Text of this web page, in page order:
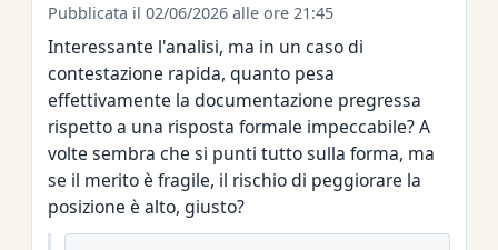
Pubblicata il 02/06/2026 alle ore 21:45
Interessante l'analisi, ma in un caso di
contestazione rapida, quanto pesa
effettivamente la documentazione pregressa
rispetto a una risposta formale impeccabile? A
volte sembra che si punti tutto sulla forma, ma
se il merito è fragile, il rischio di peggiorare la
posizione è alto, giusto?